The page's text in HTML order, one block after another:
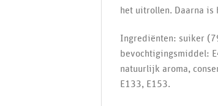
het uitrollen. Daarna
Ingrediënten: suiker
bevochtigingsmiddel:
natuurlijk aroma,
E133, E153.